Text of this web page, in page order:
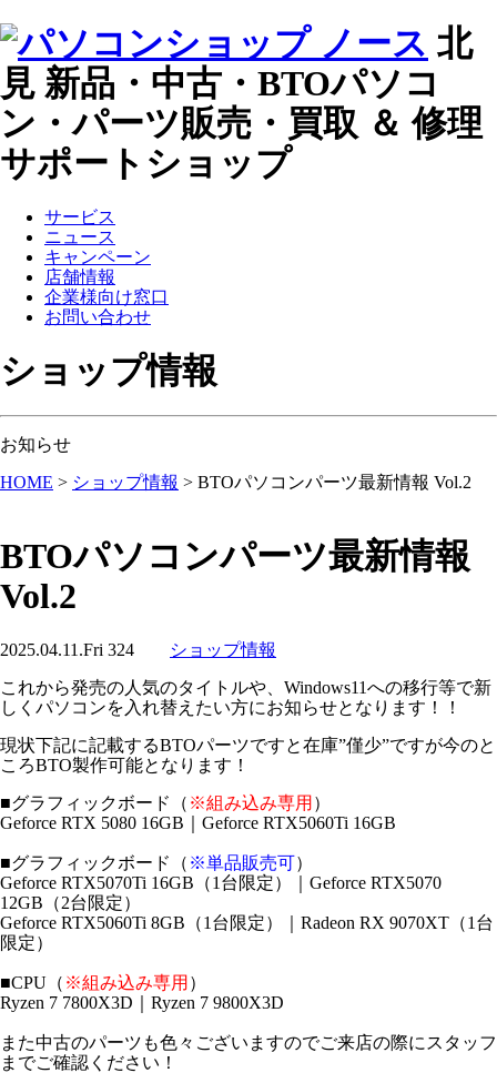
北
見 新品・中古・BTOパソコ
ン・パーツ販売・買取 ＆ 修理
サポートショップ
サービス
ニュース
キャンペーン
店舗情報
企業様向け窓口
お問い合わせ
ショップ情報
お知らせ
HOME > ショップ情報 > BTOパソコンパーツ最新情報 Vol.2
BTOパソコンパーツ最新情報
Vol.2
2025.04.11.Fri 324
ショップ情報
これから発売の人気のタイトルや、Windows11への移行等で新
しくパソコンを入れ替えたい方にお知らせとなります！！
現状下記に記載するBTOパーツですと在庫”僅少”ですが今のと
ころBTO製作可能となります！
■グラフィックボード（ ※組み込み専用 ）
Geforce RTX 5080 16GB｜Geforce RTX5060Ti 16GB
■グラフィックボード（ ※単品販売可）
Geforce RTX5070Ti 16GB（1台限定）｜Geforce RTX5070
12GB（2台限定）
Geforce RTX5060Ti 8GB（1台限定）｜Radeon RX 9070XT（1台
限定）
■CPU（ ※組み込み専用 ）
Ryzen 7 7800X3D｜Ryzen 7 9800X3D
また中古のパーツも色々ございますのでご来店の際にスタッフ
までご確認ください！